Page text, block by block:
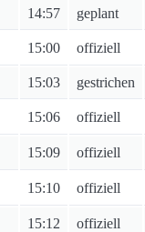
14:57 geplant
15:00 offiziell
15:03 gestrichen
15:06 offiziell
15:09 offiziell
15:10 offiziell
15:12 offiziell